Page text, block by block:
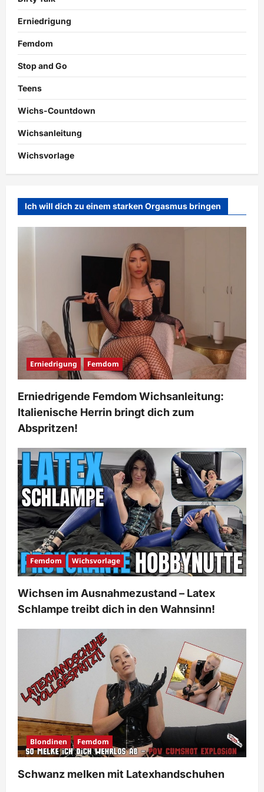
Erniedrigung
Femdom
Stop and Go
Teens
Wichs-Countdown
Wichsanleitung
Wichsvorlage
Ich will dich zu einem starken Orgasmus bringen
Erniedrigung Femdom
Erniedrigende Femdom Wichsanleitung:
Italienische Herrin bringt dich zum
Abspritzen!
Femdom Wichsvorlage
Wichsen im Ausnahmezustand – Latex
Schlampe treibt dich in den Wahnsinn!
Blondinen Femdom
Schwanz melken mit Latexhandschuhen